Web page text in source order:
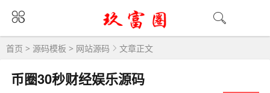
首页 > 源码模板 > 网站源码 文章正文
币圈30秒财经娱乐源码